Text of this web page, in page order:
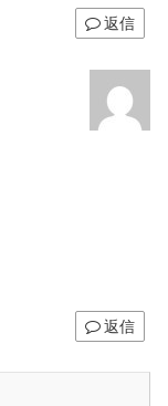
返信
返信